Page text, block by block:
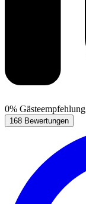
0% Gästeempfehlung
168 Bewertungen